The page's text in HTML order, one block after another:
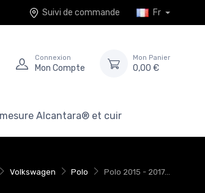
Suivi de commande Fr
Connexion
Mon Compte
Mon Panier
0,00 €
Alcantara® et cuir
Volkswagen Polo Polo 2015 - 2017...